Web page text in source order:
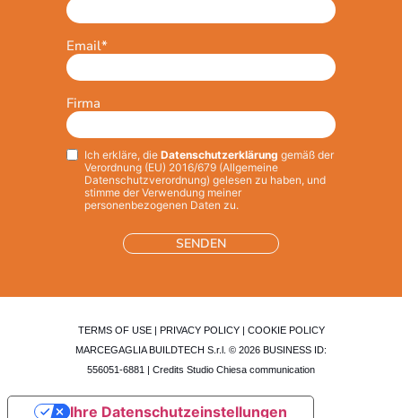
Email*
Firma
Privacy*
Ich erkläre, die Datenschutzerklärung gemäß der
Verordnung (EU) 2016/679 (Allgemeine
Datenschutzverordnung) gelesen zu haben, und
stimme der Verwendung meiner
personenbezogenen Daten zu.
TERMS OF USE| PRIVACY POLICY| COOKIE POLICY
MARCEGAGLIA BUILDTECH S.r.l. © 2026 BUSINESS ID:
556051-6881 | Credits Studio Chiesa communication
Ihre Datenschutzeinstellungen